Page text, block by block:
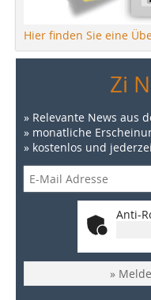
Hier finden Sie eine
Zi
» Relevante News aus
» monatliche
» kostenlos und
Anti-
»